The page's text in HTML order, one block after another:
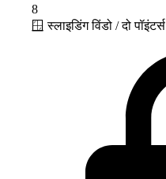
8
🪟 स्लाइडिंग विंडो / दो पॉइंटर्स